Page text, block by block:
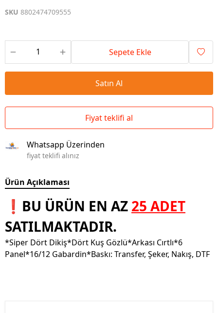
SKU 8802474709555
Sepete Ekle
Satın Al
Fiyat teklifi al
Whatsapp Üzerinden
fiyat teklifi alınız
Ürün Açıklaması
❗BU ÜRÜN EN AZ 25 ADET
SATILMAKTADIR.
*Siper Dört Dikiş*Dört Kuş Gözlü*Arkası Cırtlı*6
Panel*16/12 Gabardin*Baskı: Transfer, Şeker, Nakış, DTF